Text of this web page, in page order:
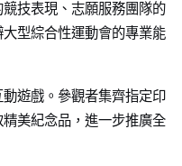
技表現、志願服務團隊的
型綜合性運動會的專業能
遊戲。參觀者集齊指定印
美紀念品，進一步推廣全